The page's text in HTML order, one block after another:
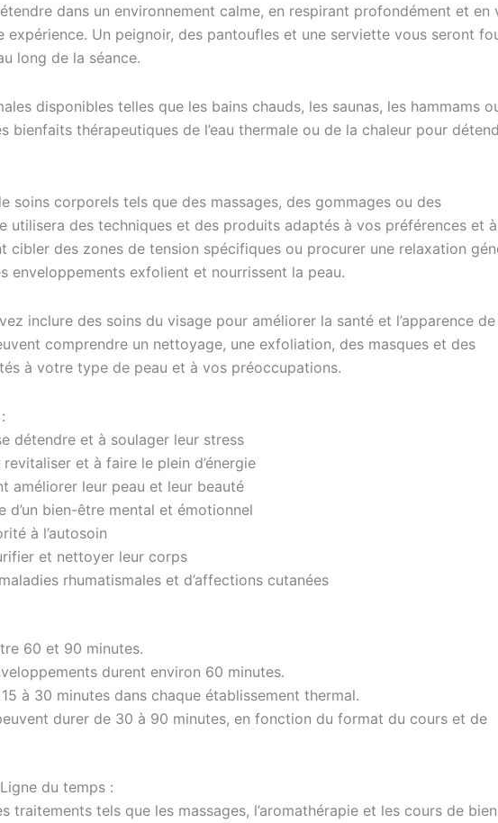
dans un environnement calme, en respirant profondément et en
expérience. Un peignoir, des pantoufles et une serviette vous seront
long de la séance.
disponibles telles que les bains chauds, les saunas, les hammams
bienfaits thérapeutiques de l’eau thermale ou de la chaleur pour
soins corporels tels que des massages, des gommages ou des
utilisera des techniques et des produits adaptés à vos préférences et
cibler des zones de tension spécifiques ou procurer une relaxation
enveloppements exfolient et nourrissent la peau.
inclure des soins du visage pour améliorer la santé et l’apparence
comprendre un nettoyage, une exfoliation, des masques et des
à votre type de peau et à vos préoccupations.
détendre et à soulager leur stress
et à faire le plein d’énergie
améliorer leur peau et leur beauté
d’un bien-être mental et émotionnel
à l’autosoin
et nettoyer leur corps
rhumatismales et d’affections cutanées
60 et 90 minutes.
durent environ 60 minutes.
à 30 minutes dans chaque établissement thermal.
durer de 30 à 90 minutes, en fonction du format du cours et de
du temps :
traitements tels que les massages, l’aromathérapie et les cours de